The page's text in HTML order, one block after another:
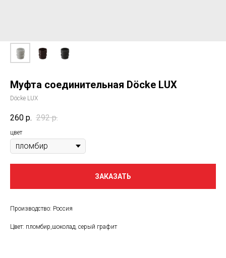
Муфта соединительная Döcke LUX
Döcke LUX
260 р. 292 р.
цвет
ЗАКАЗАТЬ
Производство: Россия
Цвет: пломбир,шоколад, серый графит